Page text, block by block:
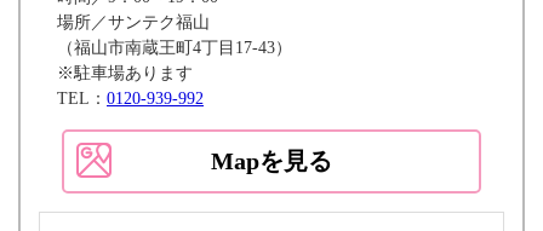
場所／サンテク福山
（福山市南蔵王町4丁目17-43）
※駐車場あります
TEL： 0120-939-992
Mapを見る